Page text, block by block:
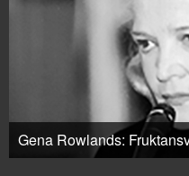
Gena Rowlands: